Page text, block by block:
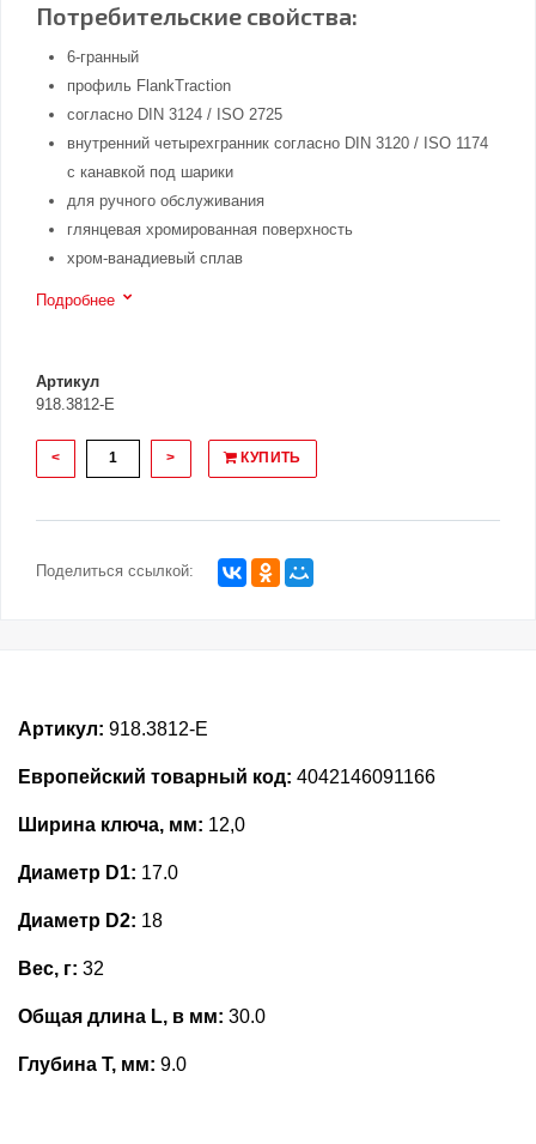
Потребительские свойства:
6-гранный
профиль FlankTraction
согласно DIN 3124 / ISO 2725
внутренний четырехгранник согласно DIN 3120 / ISO 1174
с канавкой под шарики
для ручного обслуживания
глянцевая хромированная поверхность
хром-ванадиевый сплав
Подробнее
Артикул
918.3812-E
< > КУПИТЬ
Поделиться ссылкой:
Артикул: 918.3812-E
Европейский товарный код: 4042146091166
Ширина ключа, мм: 12,0
Диаметр D1: 17.0
Диаметр D2: 18
Вес, г: 32
Общая длина L, в мм: 30.0
Глубина Т, мм: 9.0